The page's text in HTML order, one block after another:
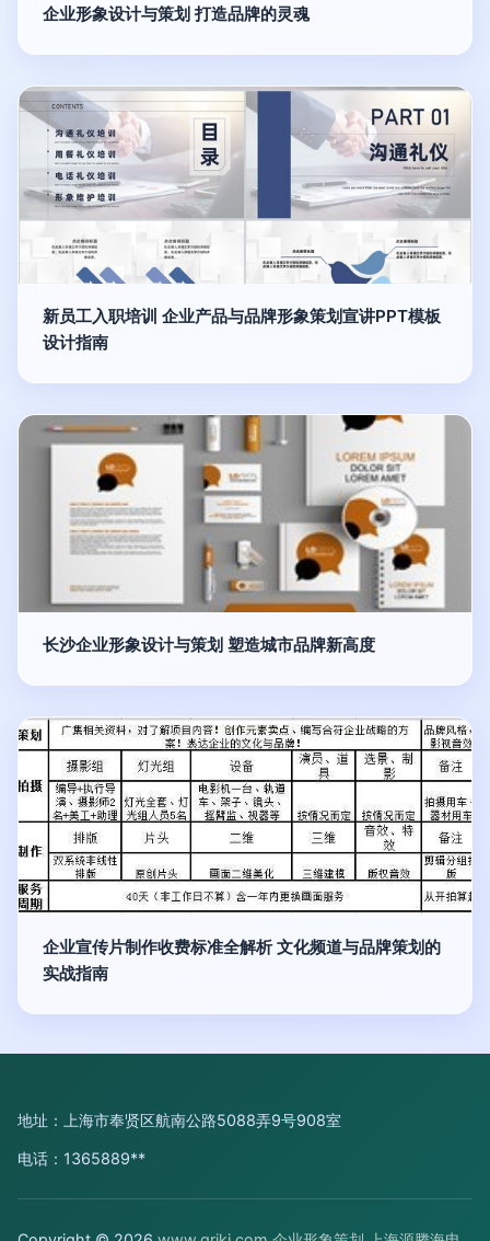
企业形象设计与策划 打造品牌的灵魂
新员工入职培训 企业产品与品牌形象策划宣讲PPT模板
设计指南
长沙企业形象设计与策划 塑造城市品牌新高度
企业宣传片制作收费标准全解析 文化频道与品牌策划的
实战指南
地址：上海市奉贤区航南公路5088弄9号908室
电话：1365889**